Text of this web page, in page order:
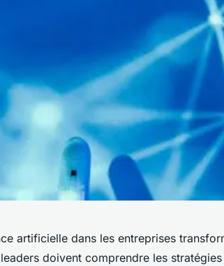
artificielle dans les entreprises
doivent comprendre les